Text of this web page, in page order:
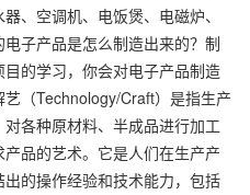
、空调机、电饭煲、电磁炉、
子产品是怎么制造出来的？制
的学习，你会对电子产品制造
（Technology/Craft）是指生产
各种原材料、半成品进行加工
品的艺术。它是人们在生产产
的操作经验和技术能力，包括